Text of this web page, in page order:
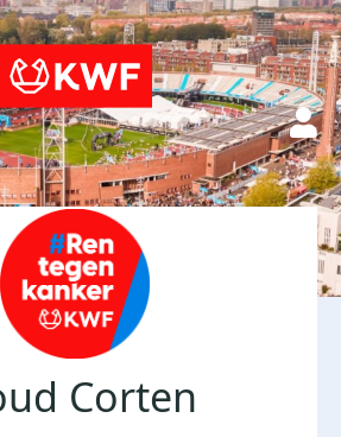
Corten